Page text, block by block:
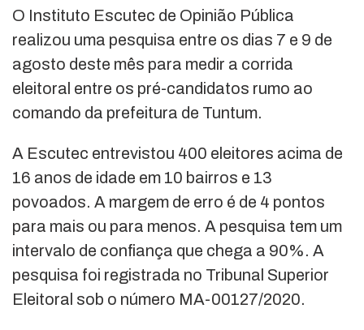
O Instituto Escutec de Opinião Pública
realizou uma pesquisa entre os dias 7 e 9 de
agosto deste mês para medir a corrida
eleitoral entre os pré-candidatos rumo ao
comando da prefeitura de Tuntum.
A Escutec entrevistou 400 eleitores acima de
16 anos de idade em 10 bairros e 13
povoados. A margem de erro é de 4 pontos
para mais ou para menos. A pesquisa tem um
intervalo de confiança que chega a 90%. A
pesquisa foi registrada no Tribunal Superior
Eleitoral sob o número MA-00127/2020.